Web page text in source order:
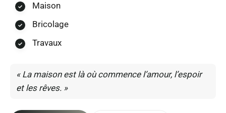
Maison
Bricolage
Travaux
« La maison est là où commence l’amour, l’espoir
et les rêves. »